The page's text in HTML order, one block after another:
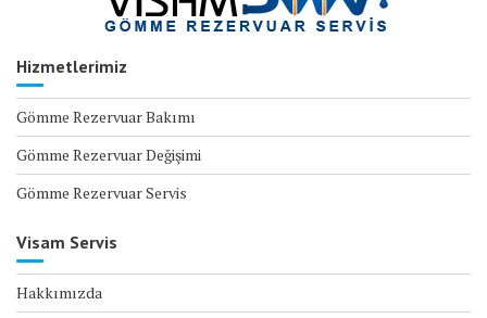
Hizmetlerimiz
Gömme Rezervuar Bakımı
Gömme Rezervuar Değişimi
Gömme Rezervuar Servis
Visam Servis
Hakkımızda